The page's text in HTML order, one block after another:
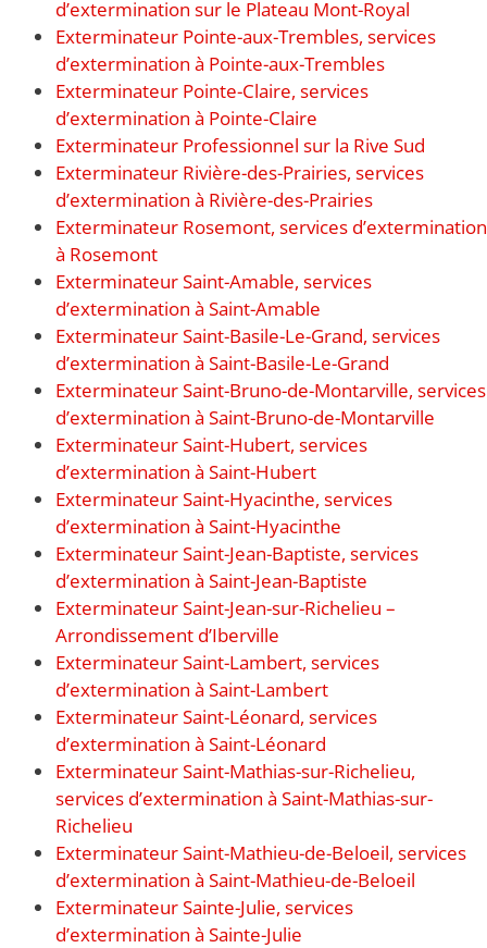
d’extermination sur le Plateau Mont-Royal
Exterminateur Pointe-aux-Trembles, services
d’extermination à Pointe-aux-Trembles
Exterminateur Pointe-Claire, services
d’extermination à Pointe-Claire
Exterminateur Professionnel sur la Rive Sud
Exterminateur Rivière-des-Prairies, services
d’extermination à Rivière-des-Prairies
Exterminateur Rosemont, services d’extermination
à Rosemont
Exterminateur Saint-Amable, services
d’extermination à Saint-Amable
Exterminateur Saint-Basile-Le-Grand, services
d’extermination à Saint-Basile-Le-Grand
Exterminateur Saint-Bruno-de-Montarville, services
d’extermination à Saint-Bruno-de-Montarville
Exterminateur Saint-Hubert, services
d’extermination à Saint-Hubert
Exterminateur Saint-Hyacinthe, services
d’extermination à Saint-Hyacinthe
Exterminateur Saint-Jean-Baptiste, services
d’extermination à Saint-Jean-Baptiste
Exterminateur Saint-Jean-sur-Richelieu –
Arrondissement d’Iberville
Exterminateur Saint-Lambert, services
d’extermination à Saint-Lambert
Exterminateur Saint-Léonard, services
d’extermination à Saint-Léonard
Exterminateur Saint-Mathias-sur-Richelieu,
services d’extermination à Saint-Mathias-sur-
Richelieu
Exterminateur Saint-Mathieu-de-Beloeil, services
d’extermination à Saint-Mathieu-de-Beloeil
Exterminateur Sainte-Julie, services
d’extermination à Sainte-Julie